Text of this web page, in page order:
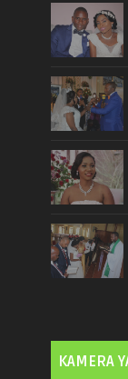
KAMERA